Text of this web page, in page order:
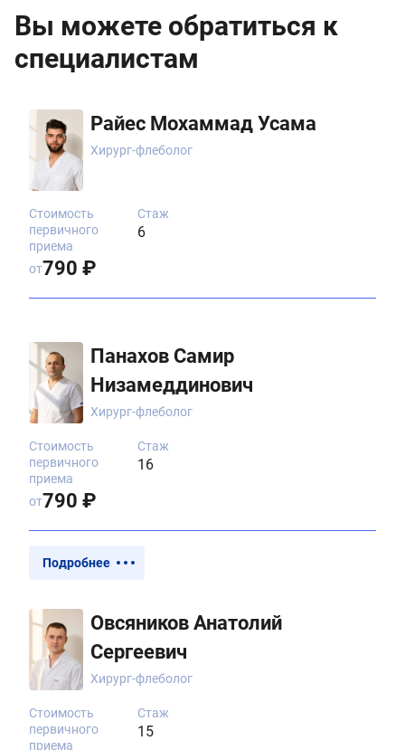
Вы можете обратиться к
специалистам
Райес Мохаммад Усама
Хирург-флеболог
Стаж
6
Стоимость
первичного
приема
от790 ₽
Панахов Самир
Низамеддинович
Хирург-флеболог
Стаж
16
Стоимость
первичного
приема
от790 ₽
Подробнее
Овсяников Анатолий
Сергеевич
Хирург-флеболог
Стаж
15
Стоимость
первичного
приема